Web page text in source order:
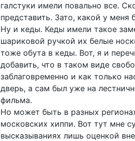
галстуки имели повально все.
представить. Зато, какой у меня
Ну и кеды. Кеды имели такое
шариковой ручкой их белые
тоже обута в кеды. Вот, я и
добавить, что в таком виде
заблаговременно и как только
дверь, а сам был уже на
фильма.
Но может быть в разных
московских хиппи. Вот тут мне
высказываниях лишь оценкой